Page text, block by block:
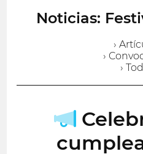
Noticias:
›
›
›